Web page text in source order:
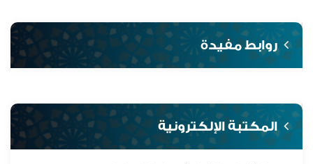
روابط مفيدة
المكتبة الإلكترونية